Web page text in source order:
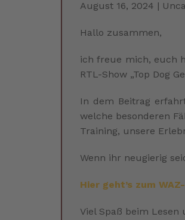
August 16, 2024
Hallo zusammen,
ich freue mich, euch
RTL-Show „Top Dog
In dem Beitrag
welche besonderen
Training, unsere
Wenn ihr neugierig
Hier geht’s zum
Viel Spaß beim Lesen